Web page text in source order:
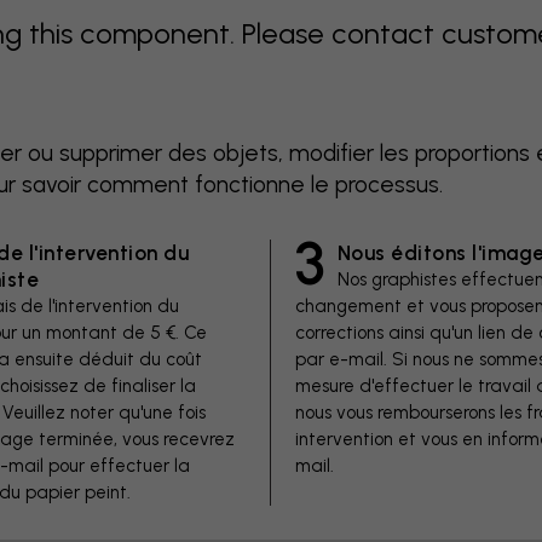
this component. Please contact
ou supprimer des objets, modifier les
savoir comment fonctionne le processus.
l'intervention du
de l'intervention du
un montant de 5 €. Ce
ensuite déduit du coût
de finaliser la
noter qu'une fois
terminée, vous recevrez
mail pour effectuer la
papier peint.
3 Nous éditons
Nos graphistes
changement et vous
corrections ainsi qu'un lien
par e-mail. Si nous ne
mesure d'effectuer le travail
nous vous rembourserons les
intervention et vous en
mail.